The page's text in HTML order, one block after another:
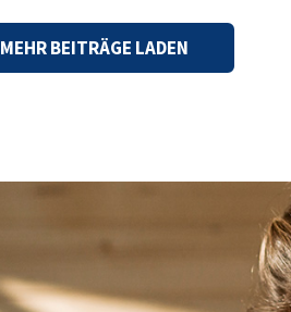
MEHR BEITRÄGE LADEN